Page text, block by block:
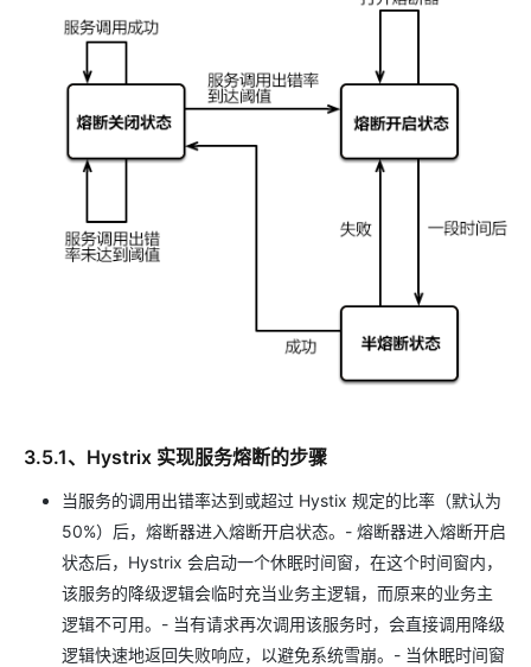
3.5.1、Hystrix 实现服务熔断的步骤
当服务的调用出错率达到或超过 Hystix 规定的比率（默认为
50%）后，熔断器进入熔断开启状态。- 熔断器进入熔断开启
状态后，Hystrix 会启动一个休眠时间窗，在这个时间窗内，
该服务的降级逻辑会临时充当业务主逻辑，而原来的业务主
逻辑不可用。- 当有请求再次调用该服务时，会直接调用降级
逻辑快速地返回失败响应，以避免系统雪崩。- 当休眠时间窗